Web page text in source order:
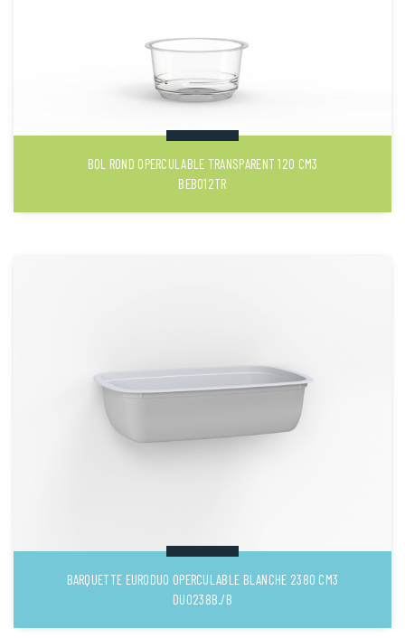
BOL ROND OPERCULABLE TRANSPARENT 120 CM3
BEB012TR
BARQUETTE EURODUO OPERCULABLE BLANCHE 2380 CM3
DUO238B./B